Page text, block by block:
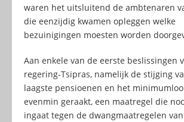
waren het uitsluitend de ambtenaren
die eenzijdig kwamen opleggen welke
bezuinigingen moesten worden
Aan enkele van de eerste beslissingen
regering-Tsipras, namelijk de stijging
laagste pensioenen en het
evenmin geraakt, een maatregel die
ingaat tegen de dwangmaatregelen